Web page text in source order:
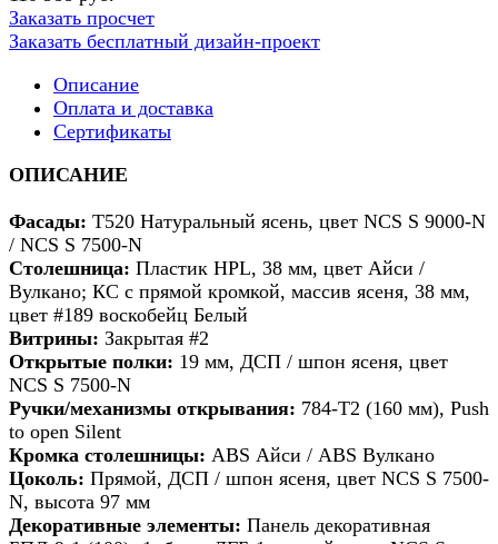
Заказать просчет
Заказать бесплатный дизайн-проект
Описание
Оплата и доставка
Сертификаты
ОПИСАНИЕ
Фасады: Т520 Натуральный ясень, цвет NCS S 9000-N
/ NCS S 7500-N
Столешница: Пластик HPL, 38 мм, цвет Айси /
Вулкано; КС с прямой кромкой, массив ясеня, 38 мм,
цвет #189 воскобейц Белый
Витрины: Закрытая #2
Открытые полки: 19 мм, ДСП / шпон ясеня, цвет
NCS S 7500-N
Ручки/механизмы открывания: 784-T2 (160 мм), Push
to open Silent
Кромка столешницы: ABS Айси / ABS Вулкано
Цоколь: Прямой, ДСП / шпон ясеня, цвет NCS S 7500-
N, высота 97 мм
Декоративные элементы: Панель декоративная